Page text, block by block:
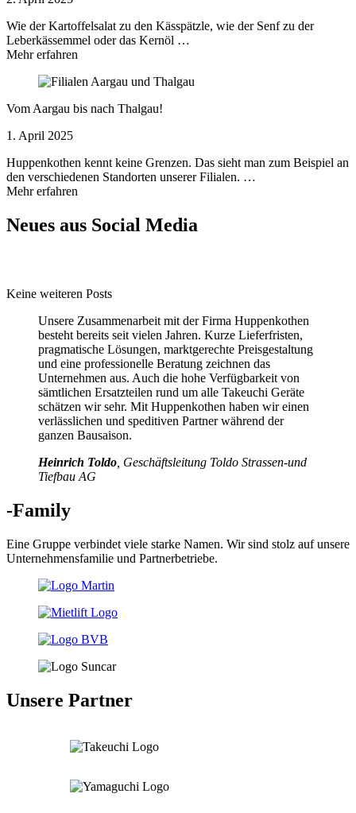
Wie der Kartoffelsalat zu den Kässpätzle, wie der Senf zu der
Leberkässemmel oder das Kernöl …
Mehr erfahren
Vom Aargau bis nach Thalgau!
1. April 2025
Huppenkothen kennt keine Grenzen. Das sieht man zum Beispiel an
den verschiedenen Standorten unserer Filialen. …
Mehr erfahren
Neues aus Social Media
Keine weiteren Posts
Unsere Zusammenarbeit mit der Firma Huppenkothen
besteht bereits seit vielen Jahren. Kurze Lieferfristen,
pragmatische Lösungen, marktgerechte Preisgestaltung
und eine professionelle Beratung zeichnen das
Unternehmen aus. Auch die hohe Verfügbarkeit von
sämtlichen Ersatzteilen rund um alle Takeuchi Geräte
schätzen wir sehr. Mit Huppenkothen haben wir einen
verlässlichen und speditiven Partner während der
ganzen Bausaison.
Heinrich Toldo , Geschäftsleitung Toldo Strassen-und
Tiefbau AG
-Family
Eine Gruppe verbindet viele starke Namen. Wir sind stolz auf unsere
Unternehmensfamilie und Partnerbetriebe.
Unsere Partner